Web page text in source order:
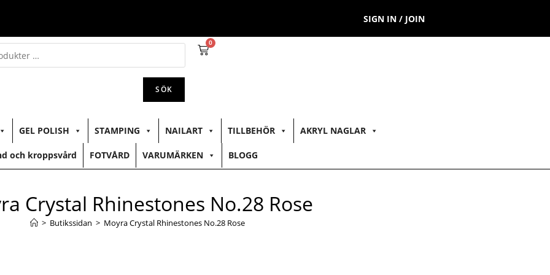
SIGN IN / JOIN
SÖK
0
GEL POLISH STAMPING NAILART TILLBEHÖR AKRYL NAGLAR
och kroppsvård FOTVÅRD VARUMÄRKEN BLOGG
Crystal Rhinestones No.28 Rose
> Butikssidan > Moyra Crystal Rhinestones No.28 Rose